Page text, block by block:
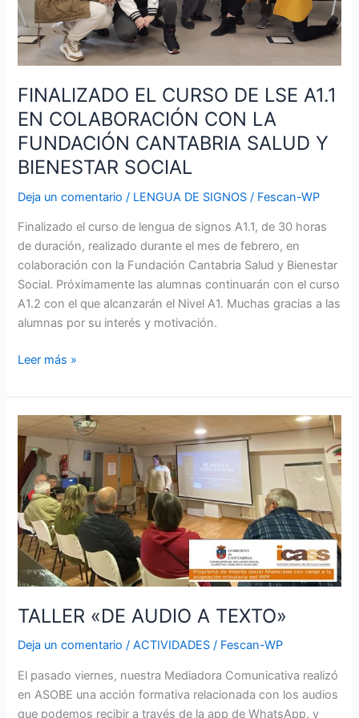
FINALIZADO EL CURSO DE LSE A1.1
EN COLABORACIÓN CON LA
FUNDACIÓN CANTABRIA SALUD Y
BIENESTAR SOCIAL
Deja un comentario / LENGUA DE SIGNOS / Fescan-WP
Finalizado el curso de lengua de signos A1.1, de 30 horas
de duración, realizado durante el mes de febrero, en
colaboración con la Fundación Cantabria Salud y Bienestar
Social. Próximamente las alumnas continuarán con el curso
A1.2 con el que alcanzarán el Nivel A1. Muchas gracias a las
alumnas por su interés y motivación.
LA
FUNDACIÓN
CANTABRIA
Y
BIENESTAR
SOCIAL
Leer más »
TALLER «DE AUDIO A TEXTO»
Deja un comentario /ACTIVIDADES / Fescan-WP
El pasado viernes, nuestra Mediadora Comunicativa realizó
en ASOBE una acción formativa relacionada con los audios
que podemos recibir a través de la app de WhatsApp, y
TALLER
«DE
AUDIO
A
TEXTO»